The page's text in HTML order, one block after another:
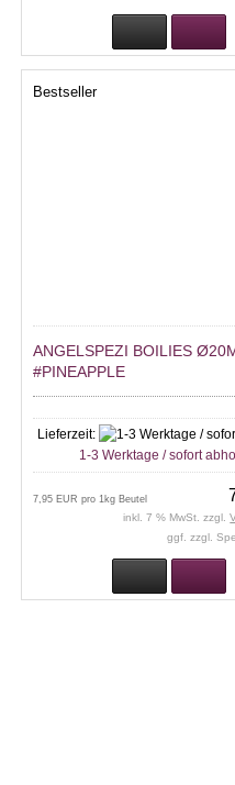
Bestseller
ANGELSPEZI BOILIES
#PINEAPPLE
Lieferzeit:
1-3 Werktage / sofort
7,95 EUR pro 1kg Beutel
inkl. 7 % MwSt. zzgl.
ggf. zzgl.